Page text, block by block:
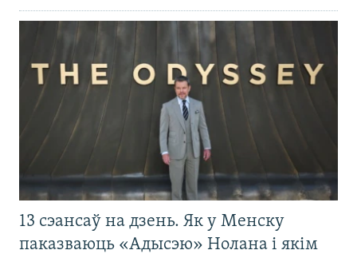
13 сэансаў на дзень. Як у Менску
паказваюць «Адысэю» Нолана і якім